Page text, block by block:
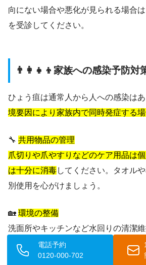
向にない場合や悪化が見られる場合
を受診してください。
👨‍👩‍👧‍👦家族への感染予防対
ひょう疽は通常人から人への感染はあ
境要因により家族内で同時発症する
🔧 共用物品の管理
爪切りや爪やすりなどのケア用品は
は十分に消毒してください。タオル
別使用を心がけましょう。
🏡 環境の整備
洗面所やキッチンなど水回りの清潔維
（50-60％）、清拭用品の定期交換な
電話予約
0120-000-702